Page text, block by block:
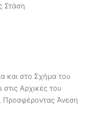
Στάση
και στο Σχήμα του
Αρχικές του
Προσφέροντας Άνεση